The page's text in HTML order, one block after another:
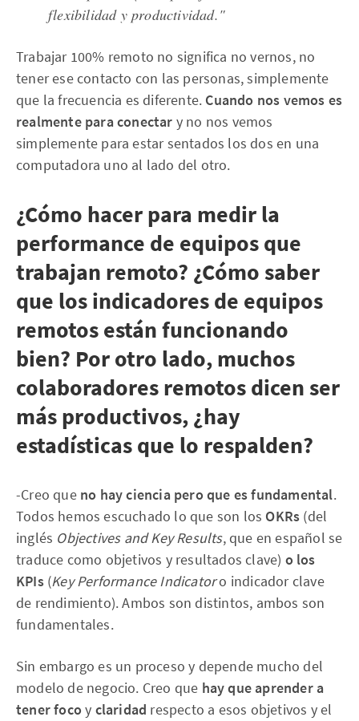
flexibilidad y productividad."
Trabajar 100% remoto no significa no vernos, no
tener ese contacto con las personas, simplemente
que la frecuencia es diferente. Cuando nos vemos es
realmente para conectar y no nos vemos
simplemente para estar sentados los dos en una
computadora uno al lado del otro.
¿Cómo hacer para medir la
performance de equipos que
trabajan remoto? ¿Cómo saber
que los indicadores de equipos
remotos están funcionando
bien? Por otro lado, muchos
colaboradores remotos dicen ser
más productivos, ¿hay
estadísticas que lo respalden?
-Creo que no hay ciencia pero que es fundamental.
Todos hemos escuchado lo que son los OKRs (del
inglés Objectives and Key Results, que en español se
traduce como objetivos y resultados clave) o los
KPIs(Key Performance Indicatoro indicador clave
de rendimiento). Ambos son distintos, ambos son
fundamentales.
Sin embargo es un proceso y depende mucho del
modelo de negocio. Creo que hay que aprender a
tener focoy claridad respecto a esos objetivos y el